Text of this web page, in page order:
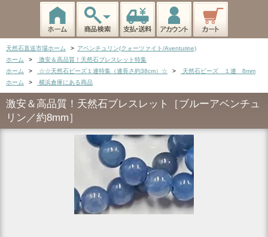
天然石直送市場ホーム > アベンチュリン(クォーツァイト/Aventurine)
ホーム
>
激安＆高品質！天然石ブレスレット特集
ホーム
> ☆☆天然石ビーズ１連特集（連長さ約38cm）☆ >
天然石ビーズ １連 8mm
ホーム
> 横浜倉庫にある商品
激安＆高品質！天然石ブレスレット［ブルーアベンチュ
リン／約8mm］